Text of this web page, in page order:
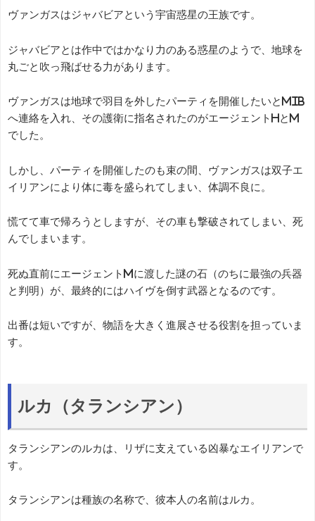
ヴァンガスはジャバビアという宇宙惑星の王族です。
ジャバビアとは作中ではかなり力のある惑星のようで、地球を
丸ごと吹っ飛ばせる力があります。
ヴァンガスは地球で羽目を外したパーティを開催したいとMIB
へ連絡を入れ、その護衛に指名されたのがエージェントHとM
でした。
しかし、パーティを開催したのも束の間、ヴァンガスは双子エ
イリアンにより体に毒を盛られてしまい、体調不良に。
慌てて車で帰ろうとしますが、その車も撃破されてしまい、死
んでしまいます。
死ぬ直前にエージェントMに渡した謎の石（のちに最強の兵器
と判明）が、最終的にはハイヴを倒す武器となるのです。
出番は短いですが、物語を大きく進展させる役割を担っていま
す。
ルカ（タランシアン）
タランシアンのルカは、リザに支えている凶暴なエイリアンで
す。
タランシアンは種族の名称で、彼本人の名前はルカ。